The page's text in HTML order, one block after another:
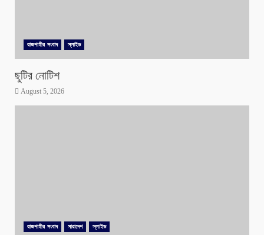
রাজশাহীর সংবাদ স্লাইড
ছুটির নোটিশ
August 5, 2026
রাজশাহীর সংবাদ সারাদেশ স্লাইড